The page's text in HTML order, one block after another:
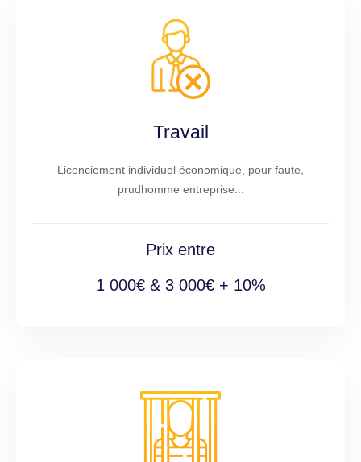
Travail
Licenciement individuel économique, pour faute,
prudhomme entreprise...
Prix entre
1 000€ & 3 000€ + 10%